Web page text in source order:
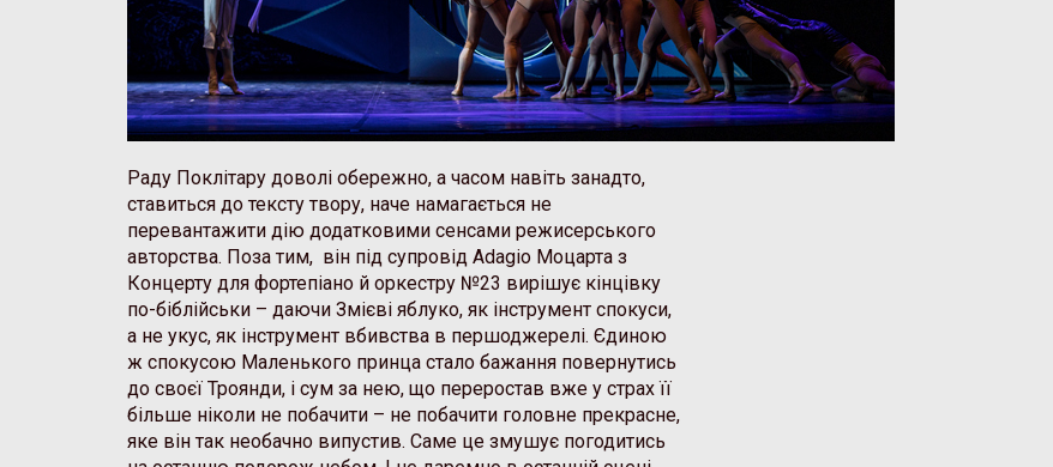
Раду Поклітару доволі обережно, а часом навіть занадто,
ставиться до тексту твору, наче намагається не
перевантажити дію додатковими сенсами режисерського
авторства. Поза тим, він під супровід Adagio Моцарта з
Концерту для фортепіано й оркестру №23 вирішує кінцівку
по-біблійськи – даючи Змієві яблуко, як інструмент спокуси,
а не укус, як інструмент вбивства в першоджерелі. Єдиною
ж спокусою Маленького принца стало бажання повернутись
до своєї Троянди, і сум за нею, що переростав вже у страх її
більше ніколи не побачити – не побачити головне прекрасне,
яке він так необачно випустив. Саме це змушує погодитись